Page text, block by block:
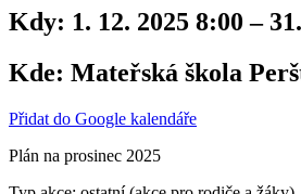
Kdy: 1. 12. 2025 8:00 –
Kde: Mateřská škola
Přidat do Google kalendáře
Plán na prosinec 2025